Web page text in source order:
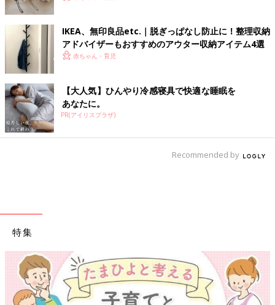
IKEA、無印良品etc.｜脱ぎっぱなし防止に！整理収納
アドバイザーもおすすめのアウター収納アイテム4選
赤ちゃん・育児
【大人気】ひんやり冷感寝具で快適な睡眠を
あなたに。
PR(アイリスプラザ)
Recommended by
特集